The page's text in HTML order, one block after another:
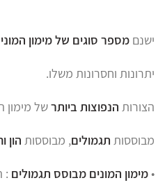
ישנם מספר סוגים של מימון
יתרונות וחסרונות משלו.
הצורות הנפוצות ביותרשל מימון
מבוססות תגמולים, מבוססות הון
•מימון המונים מבוסס תגמולים :